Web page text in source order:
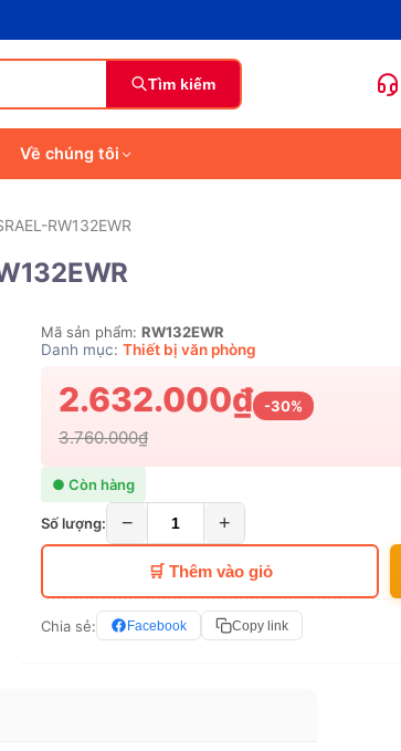
Tìm kiếm
Về chúng tôi
RW132EWR
Mã sản phẩm: RW132EWR
Danh mục: Thiết bị văn phòng
2.632.000₫ -30%
3.760.000₫
● Còn hàng
Số lượng: − +
🛒 Thêm vào giỏ
Chia sẻ: Facebook Copy link